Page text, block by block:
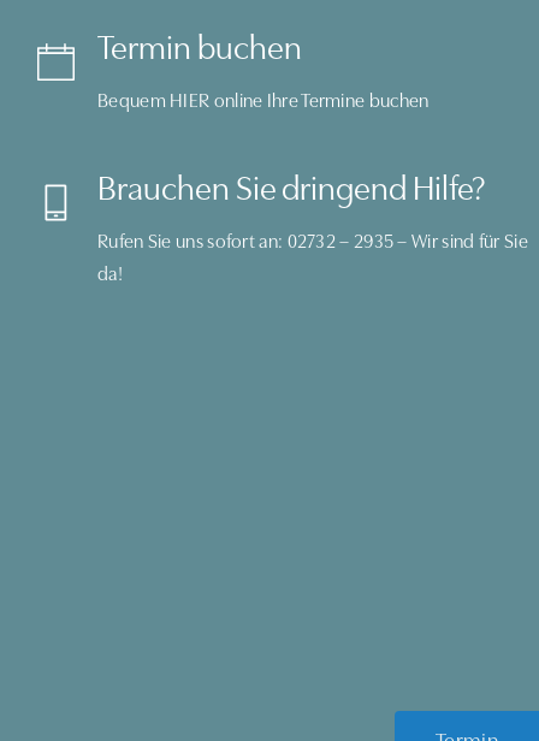
Termin buchen
Bequem HIER online Ihre Termine buchen
Brauchen Sie dringend Hilfe?
Rufen Sie uns sofort an: 02732 – 2935– Wir sind für Sie
da!